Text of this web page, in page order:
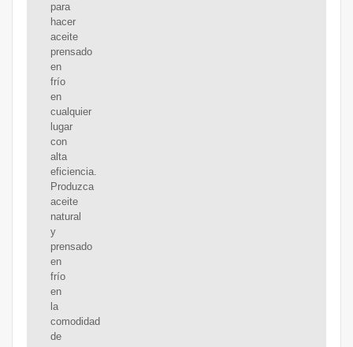
para
hacer
aceite
prensado
en
frío
en
cualquier
lugar
con
alta
eficiencia.
Produzca
aceite
natural
y
prensado
en
frío
en
la
comodidad
de